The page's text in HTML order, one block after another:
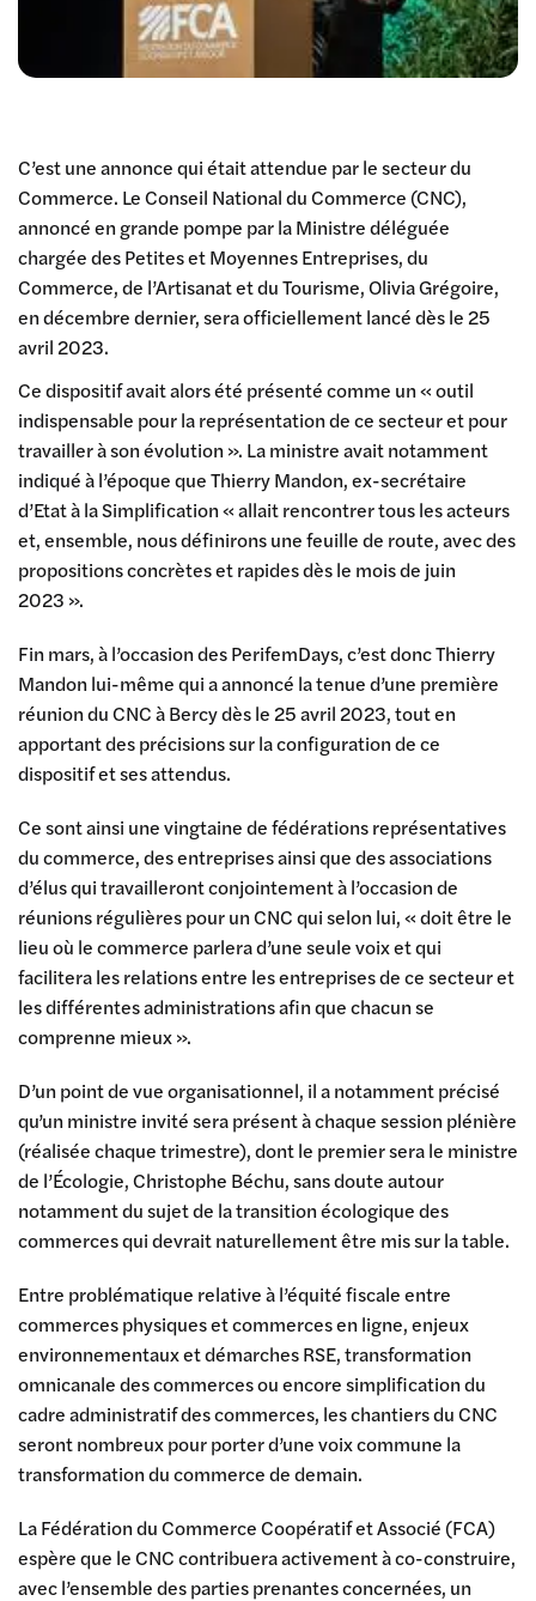
C’est une annonce qui était attendue par le secteur du
Commerce. Le Conseil National du Commerce (CNC),
annoncé en grande pompe par la Ministre déléguée
chargée des Petites et Moyennes Entreprises, du
Commerce, de l’Artisanat et du Tourisme, Olivia Grégoire,
en décembre dernier, sera officiellement lancé dès le 25
avril 2023.
Ce dispositif avait alors été présenté comme un « outil
indispensable pour la représentation de ce secteur et pour
travailler à son évolution ». La ministre avait notamment
indiqué à l’époque que Thierry Mandon, ex-secrétaire
d’Etat à la Simplification « allait rencontrer tous les acteurs
et, ensemble, nous définirons une feuille de route, avec des
propositions concrètes et rapides dès le mois de juin
2023 ».
Fin mars, à l’occasion des PerifemDays, c’est donc Thierry
Mandon lui-même qui a annoncé la tenue d’une première
réunion du CNC à Bercy dès le 25 avril 2023, tout en
apportant des précisions sur la configuration de ce
dispositif et ses attendus.
Ce sont ainsi une vingtaine de fédérations représentatives
du commerce, des entreprises ainsi que des associations
d’élus qui travailleront conjointement à l’occasion de
réunions régulières pour un CNC qui selon lui, « doit être le
lieu où le commerce parlera d’une seule voix et qui
facilitera les relations entre les entreprises de ce secteur et
les différentes administrations afin que chacun se
comprenne mieux ».
D’un point de vue organisationnel, il a notamment précisé
qu’un ministre invité sera présent à chaque session plénière
(réalisée chaque trimestre), dont le premier sera le ministre
de l’Écologie, Christophe Béchu, sans doute autour
notamment du sujet de la transition écologique des
commerces qui devrait naturellement être mis sur la table.
Entre problématique relative à l’équité fiscale entre
commerces physiques et commerces en ligne, enjeux
environnementaux et démarches RSE, transformation
omnicanale des commerces ou encore simplification du
cadre administratif des commerces, les chantiers du CNC
seront nombreux pour porter d’une voix commune la
transformation du commerce de demain.
La Fédération du Commerce Coopératif et Associé (FCA)
espère que le CNC contribuera activement à co-construire,
avec l’ensemble des parties prenantes concernées, un